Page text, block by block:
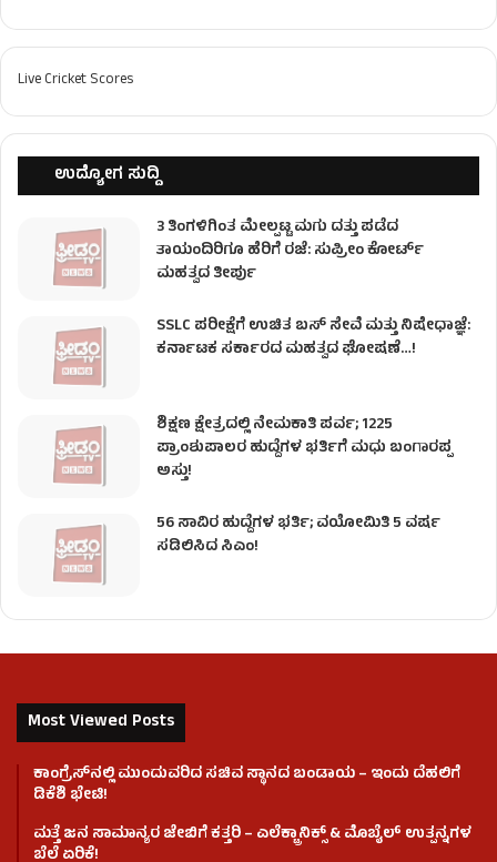
Live Cricket Scores
ಉದ್ಯೋಗ ಸುದ್ದಿ
3 ತಿಂಗಳಿಗಿಂತ ಮೇಲ್ಪಟ್ಟ ಮಗು ದತ್ತು ಪಡೆದ
ತಾಯಂದಿರಿಗೂ ಹೆರಿಗೆ ರಜೆ: ಸುಪ್ರೀಂ ಕೋರ್ಟ್
ಮಹತ್ವದ ತೀರ್ಪು
SSLC ಪರೀಕ್ಷೆಗೆ ಉಚಿತ ಬಸ್ ಸೇವೆ ಮತ್ತು ನಿಷೇಧಾಜ್ಞೆ:
ಕರ್ನಾಟಕ ಸರ್ಕಾರದ ಮಹತ್ವದ ಘೋಷಣೆ…!
ಶಿಕ್ಷಣ ಕ್ಷೇತ್ರದಲ್ಲಿ ನೇಮಕಾತಿ ಪರ್ವ; 1225
ಪ್ರಾಂಶುಪಾಲರ ಹುದ್ದೆಗಳ ಭರ್ತಿಗೆ ಮಧು ಬಂಗಾರಪ್ಪ
ಅಸ್ತು!
56 ಸಾವಿರ ಹುದ್ದೆಗಳ ಭರ್ತಿ; ವಯೋಮಿತಿ 5 ವರ್ಷ
ಸಡಿಲಿಸಿದ ಸಿಎಂ!
Most Viewed Posts
ಕಾಂಗ್ರೆಸ್​ನಲ್ಲಿ ಮುಂದುವರಿದ ಸಚಿವ ಸ್ಥಾನದ ಬಂಡಾಯ – ಇಂದು ದೆಹಲಿಗೆ
ಡಿಕೆಶಿ ಭೇಟಿ!
ಮತ್ತೆ ಜನ ಸಾಮಾನ್ಯರ ಜೇಬಿಗೆ ಕತ್ತರಿ – ಎಲೆಕ್ಟ್ರಾನಿಕ್ಸ್ & ಮೊಬೈಲ್ ಉತ್ಪನ್ನಗಳ
ಬೆಲೆ ಏರಿಕೆ!